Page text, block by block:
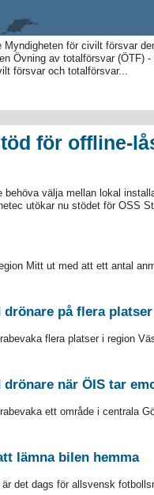
för civilt försvar
Övning av totalförsvar (ÖTF)
försvar och totalförsvar...
för offline-
behöva välja mellan lokal
utökar nu stödet för OSS
Mitt ut med att ett antal
drönare på flera
flera platser i region
drönare när ÖIS tar
ett område i centrala
lämna bilen hemma
det dags för allsvensk